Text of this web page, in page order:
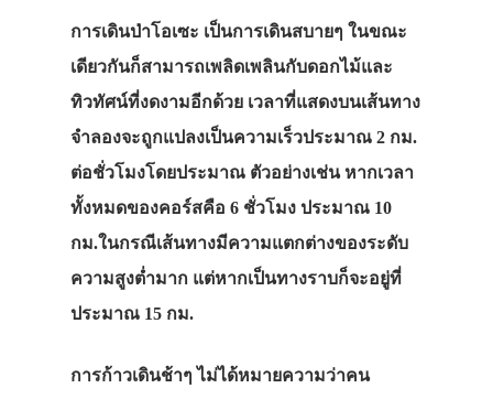
การเดินป่าโอเซะ เป็นการเดินสบายๆ ในขณะ
เดียวกันก็สามารถเพลิดเพลินกับดอกไม้และ
ทิวทัศน์ที่งดงามอีกด้วย เวลาที่แสดงบนเส้นทาง
จำลองจะถูกแปลงเป็นความเร็วประมาณ 2 กม.
ต่อชั่วโมงโดยประมาณ ตัวอย่างเช่น หากเวลา
ทั้งหมดของคอร์สคือ 6 ชั่วโมง ประมาณ 10
กม.ในกรณีเส้นทางมีความแตกต่างของระดับ
ความสูงต่ำมาก แต่หากเป็นทางราบก็จะอยู่ที่
ประมาณ 15 กม.
การก้าวเดินช้าๆ ไม่ได้หมายความว่าคน